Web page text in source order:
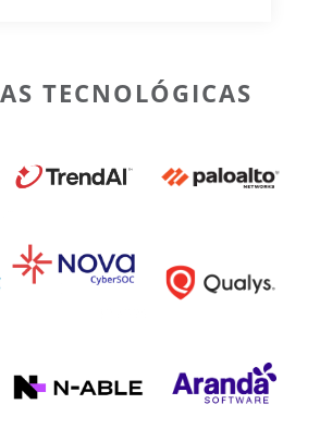
TECNOLÓGICAS